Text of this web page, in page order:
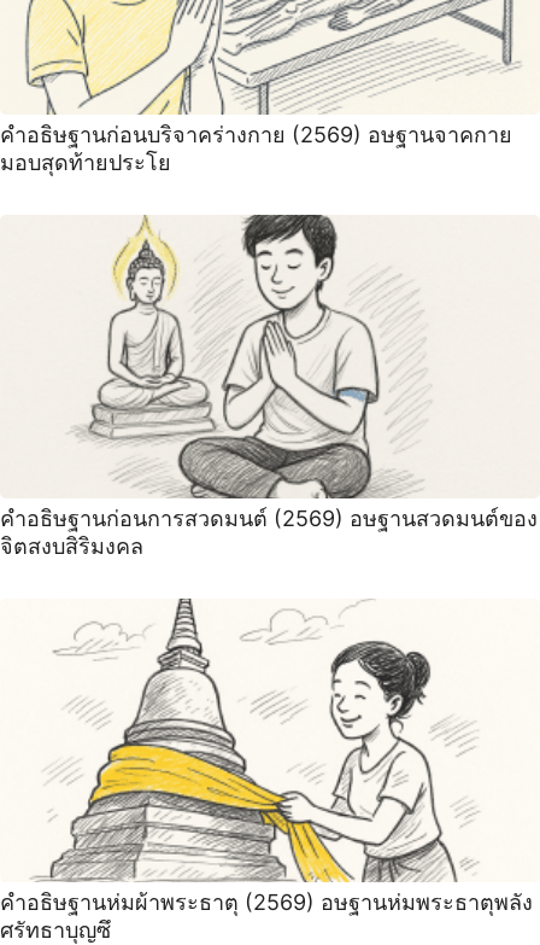
คำอธิษฐานก่อนบริจาคร่างกาย (2569) อษฐานจาคกาย
มอบสุดท้ายประโย
คำอธิษฐานก่อนการสวดมนต์ (2569) อษฐานสวดมนต์ของ
จิตสงบสิริมงคล
คำอธิษฐานห่มผ้าพระธาตุ (2569) อษฐานห่มพระธาตุพลัง
ศรัทธาบุญซึ